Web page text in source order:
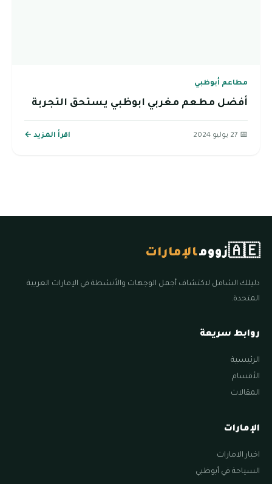
مطاعم أبوظبي
أفضل مطعم مغربي ابوظبي يستحق التجربة
📅 27 يوليو 2024 اقرأ المزيد ←
🇦🇪زوومالإمارات
دليلك الشامل لاكتشاف أجمل الوجهات والأنشطة في الإمارات العربية
المتحدة.
روابط سريعة
الرئيسية
الأقسام
المقالات
الإمارات
اخبار الامارات
السياحة في أبوظبي